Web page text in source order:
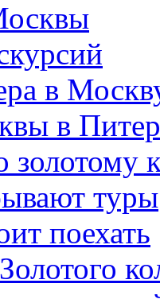
в
в Питер
золотому
туры
поехать